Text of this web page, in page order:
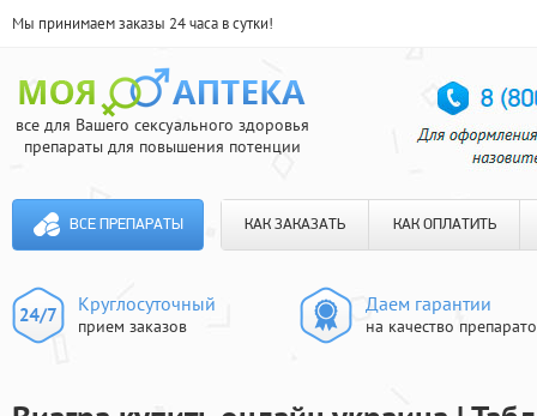
Мы принимаем заказы 24 часа в сутки!
все для Вашего сексуального здоровья
препараты для повышения потенции
ВСЕ ПРЕПАРАТЫ КАК ЗАКАЗАТЬ КАК ОПЛАТИТЬ
Круглосуточный
прием заказов
Даем гарантии
на качество